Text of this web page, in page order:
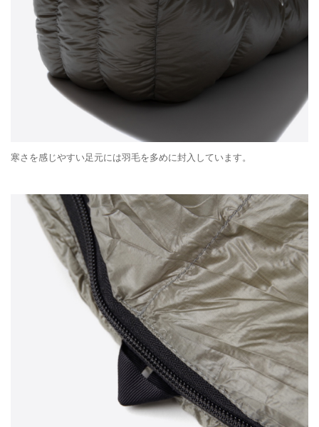
寒さを感じやすい足元には羽毛を多めに封入しています。